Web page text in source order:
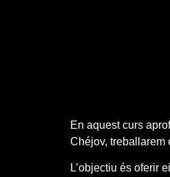
En aquest curs
Chéjov, treballarem
L’objectiu és oferir